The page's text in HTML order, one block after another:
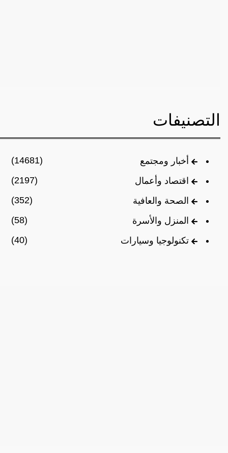
التصنيفات
أخبار ومجتمع
(14681)
اقتصاد وأعمال
(2197)
الصحة والعافية
(352)
المنزل والأسرة
(58)
تكنولوجيا وسيارات
(40)